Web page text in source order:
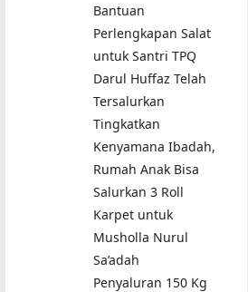
Bantuan
Perlengkapan Salat
untuk Santri TPQ
Darul Huffaz Telah
Tersalurkan
Tingkatkan
Kenyamana Ibadah,
Rumah Anak Bisa
Salurkan 3 Roll
Karpet untuk
Musholla Nurul
Sa’adah
Penyaluran 150 Kg